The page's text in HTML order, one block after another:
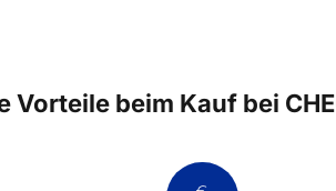
Vorteile beim Kauf bei